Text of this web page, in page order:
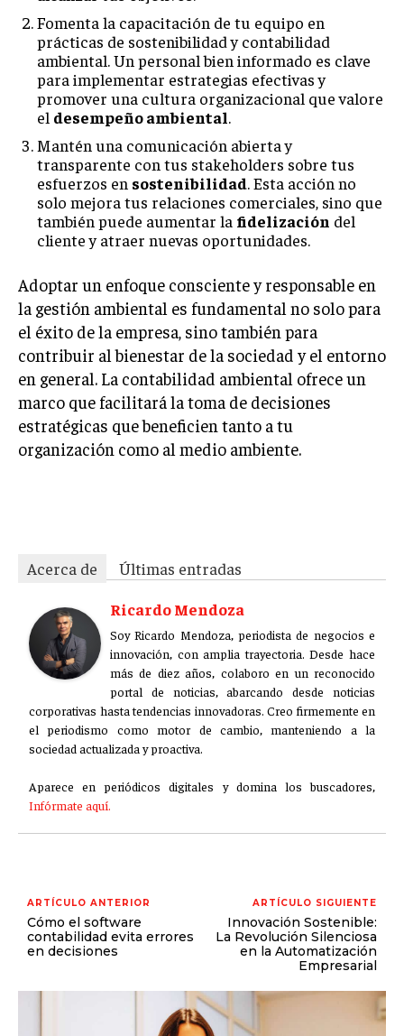
Fomenta la capacitación de tu equipo en
prácticas de sostenibilidad y contabilidad
ambiental. Un personal bien informado es clave
para implementar estrategias efectivas y
promover una cultura organizacional que valore
el desempeño ambiental.
Mantén una comunicación abierta y
transparente con tus stakeholders sobre tus
esfuerzos en sostenibilidad. Esta acción no
solo mejora tus relaciones comerciales, sino que
también puede aumentar la fidelización del
cliente y atraer nuevas oportunidades.
Adoptar un enfoque consciente y responsable en
la gestión ambiental es fundamental no solo para
el éxito de la empresa, sino también para
contribuir al bienestar de la sociedad y el entorno
en general. La contabilidad ambiental ofrece un
marco que facilitará la toma de decisiones
estratégicas que beneficien tanto a tu
organización como al medio ambiente.
Acerca de
Últimas entradas
Ricardo Mendoza
Soy Ricardo Mendoza, periodista de negocios e
innovación, con amplia trayectoria. Desde hace
más de diez años, colaboro en un reconocido
portal de noticias, abarcando desde noticias
corporativas hasta tendencias innovadoras. Creo firmemente en
el periodismo como motor de cambio, manteniendo a la
sociedad actualizada y proactiva.
Aparece en periódicos digitales y domina los buscadores,
Infórmate aquí.
ARTÍCULO ANTERIOR
Cómo el software
contabilidad evita errores
en decisiones
ARTÍCULO SIGUIENTE
Innovación Sostenible:
La Revolución Silenciosa
en la Automatización
Empresarial